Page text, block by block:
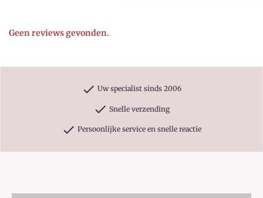
Geen reviews gevonden.
check Uw specialist sinds 2006
check Snelle verzending
check Persoonlijke service en snelle reactie